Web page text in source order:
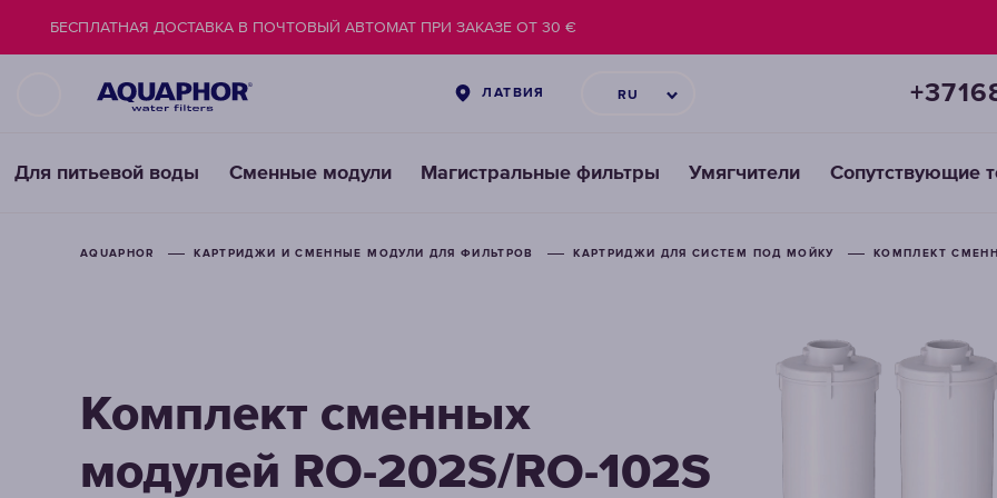
ЛАТВИЯ RU
Для питьевой воды Сменные модули Магистральные фильтры Умягчители Сопутствующие
БЕСПЛАТНАЯ ДОСТАВКА В ПОЧТОВЫЙ АВТОМАТ ПРИ ЗАКАЗЕ ОТ 30 €
AQUAPHOR КАРТРИДЖИ И СМЕННЫЕ МОДУЛИ ДЛЯ ФИЛЬТРОВ КАРТРИДЖИ ДЛЯ СИСТЕМ ПОД МОЙКУ КОМПЛЕКТ
Комплект сменных
модулей RO-202S/RO-102S